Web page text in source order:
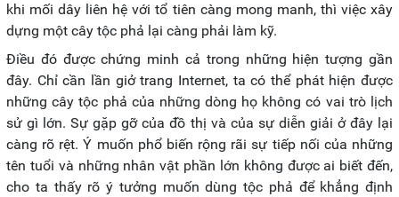
khi mối dây liên hệ với tổ tiên càng mong manh, thì việc xây
dựng một cây tộc phả lại càng phải làm kỹ.
Điều đó được chứng minh cả trong những hiện tượng gần
đây. Chỉ cần lần giở trang Internet, ta có thể phát hiện được
những cây tộc phả của những dòng họ không có vai trò lịch
sử gì lớn. Sự gặp gỡ của đồ thị và của sự diễn giải ở đây lại
càng rõ rệt. Ý muốn phổ biến rộng rãi sự tiếp nối của những
tên tuổi và những nhân vật phần lớn không được ai biết đến,
cho ta thấy rõ ý tưởng muốn dùng tộc phả để khẳng định